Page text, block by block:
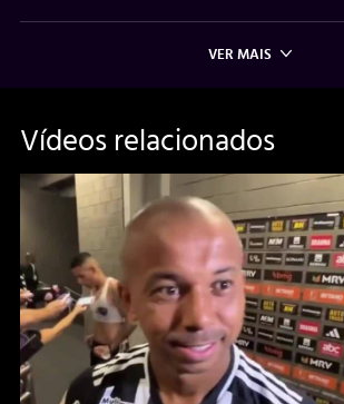
VER MAIS
Vídeos relacionados